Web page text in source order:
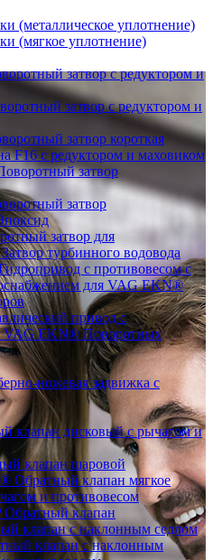
(металлическое уплотнение)
(мягкое уплотнение)
затвор с редуктором и
затвор с редуктором и
затвор короткая
F16 с редуктором и маховиком
затвор
затвор
затвор для
турбинного водовода
с противовесом с
для VAG EKN®
привод с
VAG EKN® Поворотных
ножевая задвижка с
клапан дисковый с рычагом и
клапан шаровой
Обратный клапан мягкое
и противовесом
клапан
клапан с наклонным седлом
клапан с наклонным